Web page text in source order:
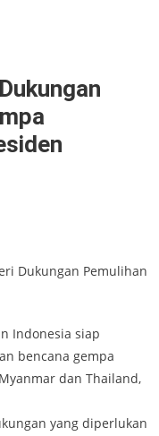
Dukungan Pemulihan
Indonesia siap
bencana gempa
dan Thailand,
yang diperlukan